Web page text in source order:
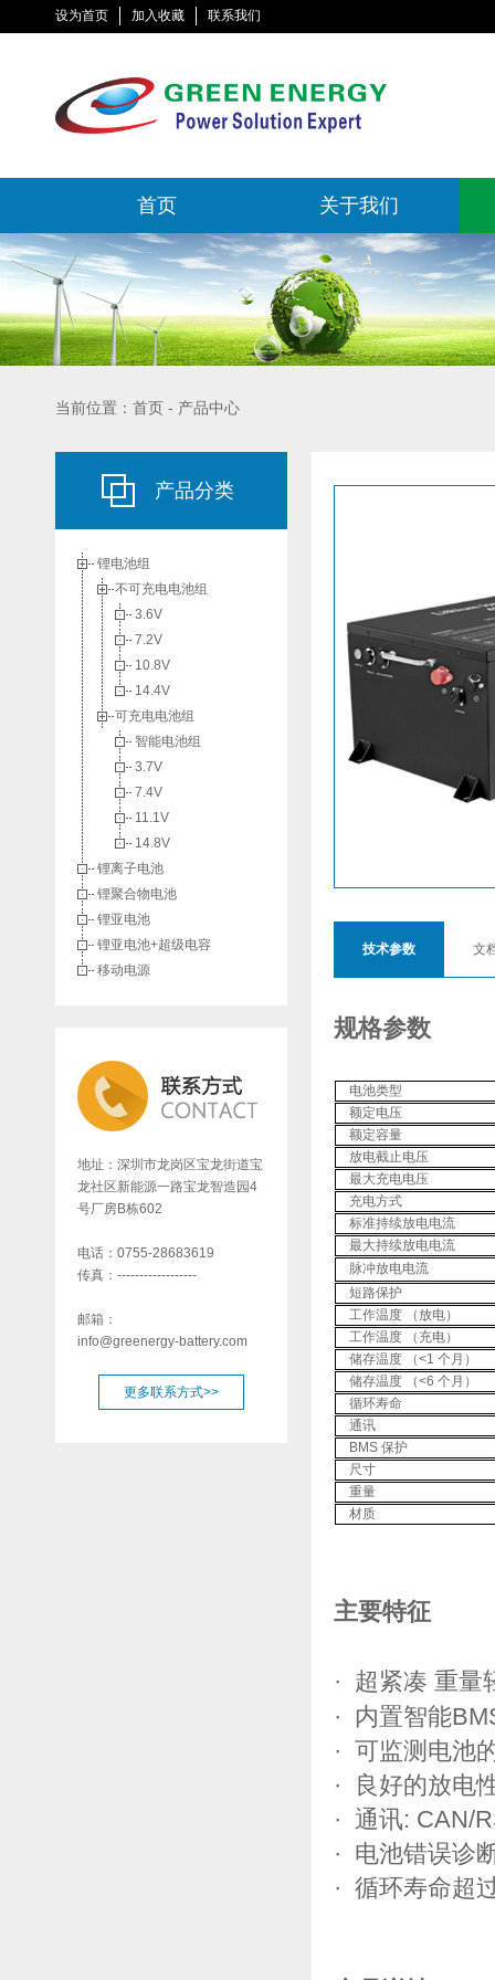
设为首页 加入收藏 联系我们
首页 关于我们
当前位置：首页 - 产品中心
产品分类
锂电池组
不可充电电池组
3.6V
7.2V
10.8V
14.4V
可充电电池组
智能电池组
3.7V
7.4V
11.1V
14.8V
锂离子电池
锂聚合物电池
锂亚电池
锂亚电池+超级电容
移动电源
地址：深圳市龙岗区宝龙街道宝
龙社区新能源一路宝龙智造园4
号厂房B栋602
电话：0755-28683619
传真：------------------
邮箱：
info@greenergy-battery.com
更多联系方式>>
技术参数 文
规格参数
电池类型
额定电压
额定容量
放电截止电压
最大充电电压
充电方式
标准持续放电电流
最大持续放电电流
脉冲放电电流
短路保护
工作温度 （放电）
工作温度 （充电）
储存温度 （<1 个月）
储存温度 （<6 个月）
循环寿命
通讯
BMS 保护
尺寸
重量
材质
主要特征
· 超紧凑 重量
· 内置智能
· 可监测电池
· 良好的放电
· 通讯: CAN/
· 电池错误诊
· 循环寿命超